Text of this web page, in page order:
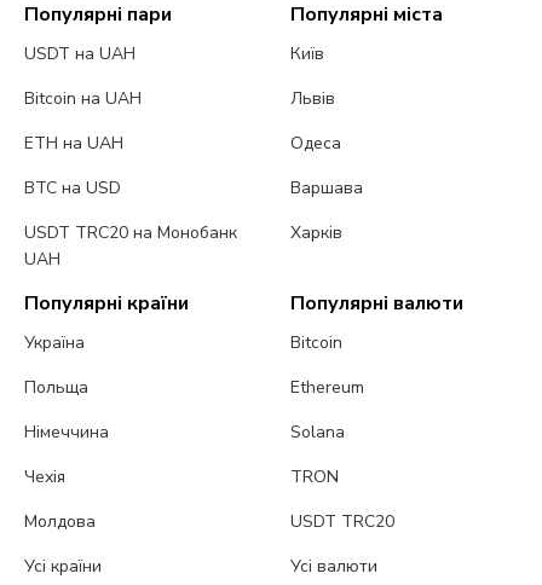
Популярні пари
USDT на UAH
Bitcoin на UAH
ETH на UAH
BTC на USD
USDT TRC20 на Монобанк
UAH
Популярні міста
Київ
Львів
Одеса
Варшава
Харків
Популярні країни
Україна
Польща
Німеччина
Чехія
Молдова
Усі країни
Популярні валюти
Bitcoin
Ethereum
Solana
TRON
USDT TRC20
Усі валюти